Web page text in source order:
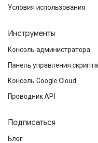
Условия использования
Инструменты
Консоль администратора
Панель управления
Консоль Google Cloud
Проводник API
Подписаться
Блог